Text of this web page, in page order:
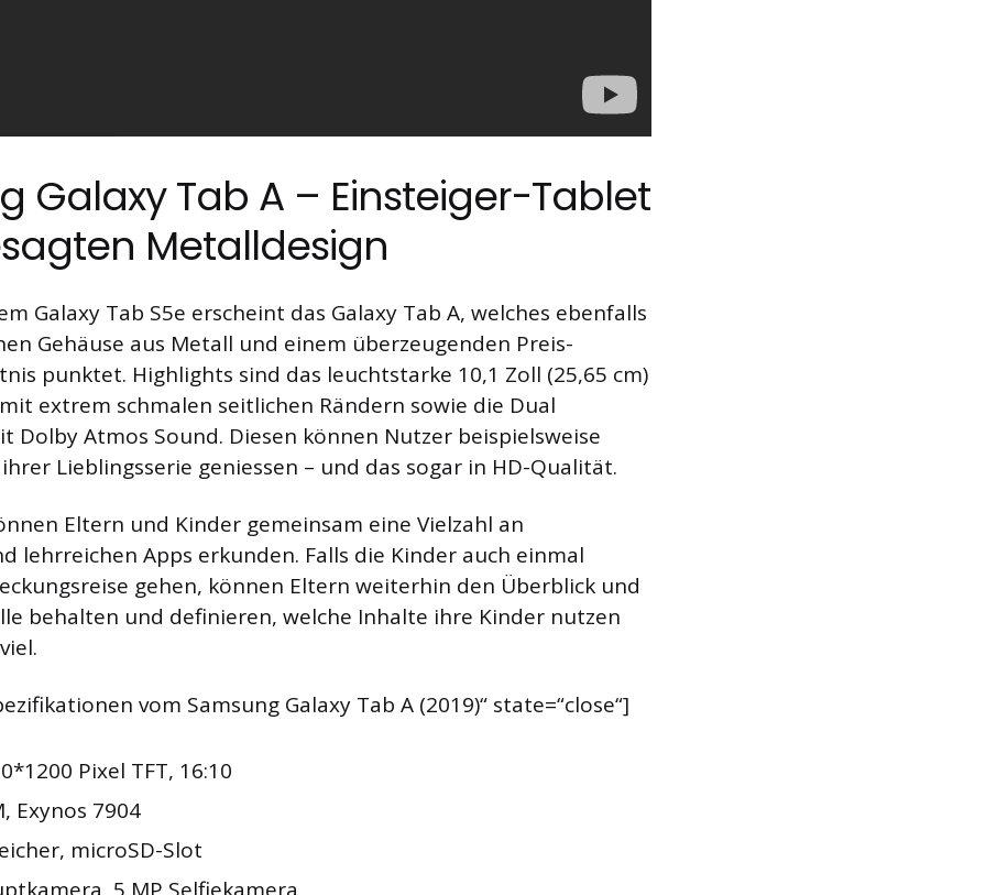
Galaxy Tab A – Einsteiger-Tablet
Metalldesign
Galaxy Tab S5e erscheint das Galaxy Tab A, welches ebenfalls
Gehäuse aus Metall und einem überzeugenden Preis-
punktet. Highlights sind das leuchtstarke 10,1 Zoll (25,65 cm)
extrem schmalen seitlichen Rändern sowie die Dual
Dolby Atmos Sound. Diesen können Nutzer beispielsweise
Lieblingsserie geniessen – und das sogar in HD-Qualität.
Eltern und Kinder gemeinsam eine Vielzahl an
lehrreichen Apps erkunden. Falls die Kinder auch einmal
gehen, können Eltern weiterhin den Überblick und
behalten und definieren, welche Inhalte ihre Kinder nutzen
vom Samsung Galaxy Tab A (2019)“ state=“close“]
Pixel TFT, 16:10
Exynos 7904
microSD-Slot